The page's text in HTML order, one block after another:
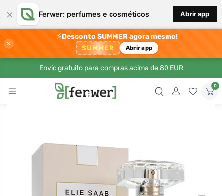
× Ferwer: perfumes e cosméticos Abrir app
×
⚡Desconto SUMMER agora mesmo!
SUMMER Abrir app
Envio gratuito para compras acima de 80 EUR
0